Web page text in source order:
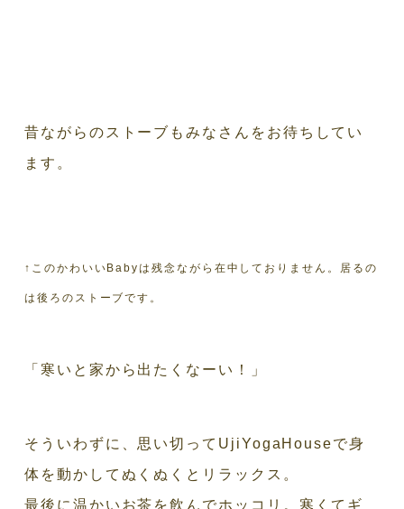
昔ながらのストーブもみなさんをお待ちしてい
ます。
↑このかわいいBabyは残念ながら在中しておりません。居るの
は後ろのストーブです。
「寒いと家から出たくなーい！」
そういわずに、思い切ってUjiYogaHouseで身
体を動かしてぬくぬくとリラックス。
最後に温かいお茶を飲んでホッコリ。寒くてギ